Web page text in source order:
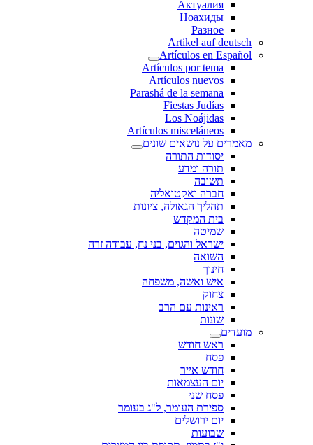
Актуалия
Ноахиды
Разное
Artikel auf deutsch
Artículos en Español
Artículos por tema
Artículos nuevos
Parashá de la semana
Fiestas Judías
Los Noájidas
Artículos misceláneos
מאמרים על נושאים שונים
יסודות התורה
תורה ומדע
תשובה
חברה ואקטואליה
תהליך הגאולה, ציונות
בית המקדש
שמיטה
ישראל והגוים, בני נח, עבודה זרה
השואה
חינוך
איש ואשה, משפחה
צחוק
ראינות עם הרב
שונות
מועדים
ראש חודש
פסח
חודש אייר
יום העצמאות
פסח שני
ספירת העומר, ל"ג בעומר
יום ירושלים
שבועות